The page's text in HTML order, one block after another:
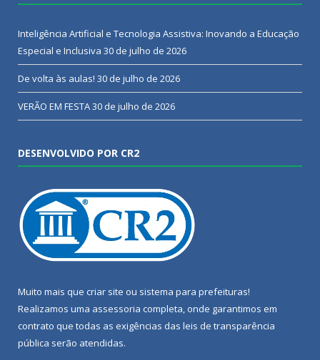
Inteligência Artificial e Tecnologia Assistiva: Inovando a Educação
Especial e Inclusiva 30 de julho de 2026
De volta às aulas! 30 de julho de 2026
VERÃO EM FESTA30 de julho de 2026
DESENVOLVIDO POR CR2
Muito mais que criar site ou sistema para prefeituras!
Realizamos uma assessoria completa, onde garantimos em
contrato que todas as exigências das leis de transparência
pública serão atendidas.